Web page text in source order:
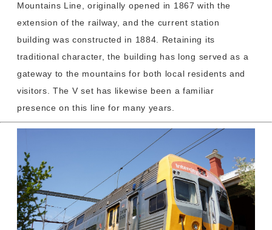
Mountains Line, originally opened in 1867 with the
extension of the railway, and the current station
building was constructed in 1884. Retaining its
traditional character, the building has long served as a
gateway to the mountains for both local residents and
visitors. The V set has likewise been a familiar
presence on this line for many years.